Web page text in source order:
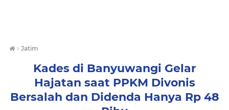
› Jatim
Kades di Banyuwangi Gelar
Hajatan saat PPKM Divonis
Bersalah dan Didenda Hanya Rp 48